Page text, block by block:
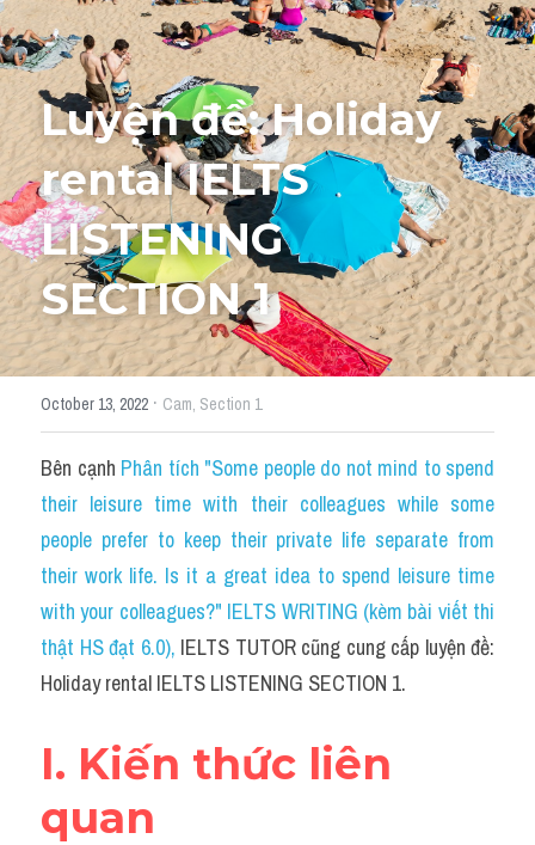
Tourism and Travelling
Pronunciation
Section 3
Section 4
Section 1
Social issues
Section 2
Map
Transcript
Cam
Series luyện nghe Tiếng Anh cùng IELTS T
Health and Medicine
Technology
Advice
HỌC THỬ
Luyện đề: Holiday
rental IELTS
LISTENING
SECTION 1
October 13, 2022 · Cam, Section 1
Bên cạnh Phân tích "Some people do not mind to spend
their leisure time with their colleagues while some
people prefer to keep their private life separate from
their work life. Is it a great idea to spend leisure time
with your colleagues?" IELTS WRITING (kèm bài viết thi
thật HS đạt 6.0), IELTS TUTOR cũng cung cấp luyện đề:
Holiday rental IELTS LISTENING SECTION 1.
I. Kiến thức liên
quan